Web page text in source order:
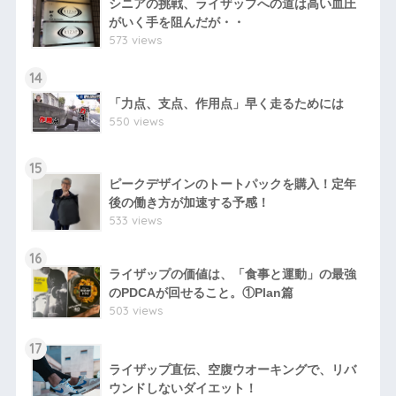
シニアの挑戦、ライザップへの道は高い血圧
がいく手を阻んだが・・
573 views
14
「力点、支点、作用点」早く走るためには
550 views
15
ピークデザインのトートパックを購入！定年
後の働き方が加速する予感！
533 views
16
ライザップの価値は、「食事と運動」の最強
のPDCAが回せること。①Plan篇
503 views
17
ライザップ直伝、空腹ウオーキングで、リバ
ウンドしないダイエット！